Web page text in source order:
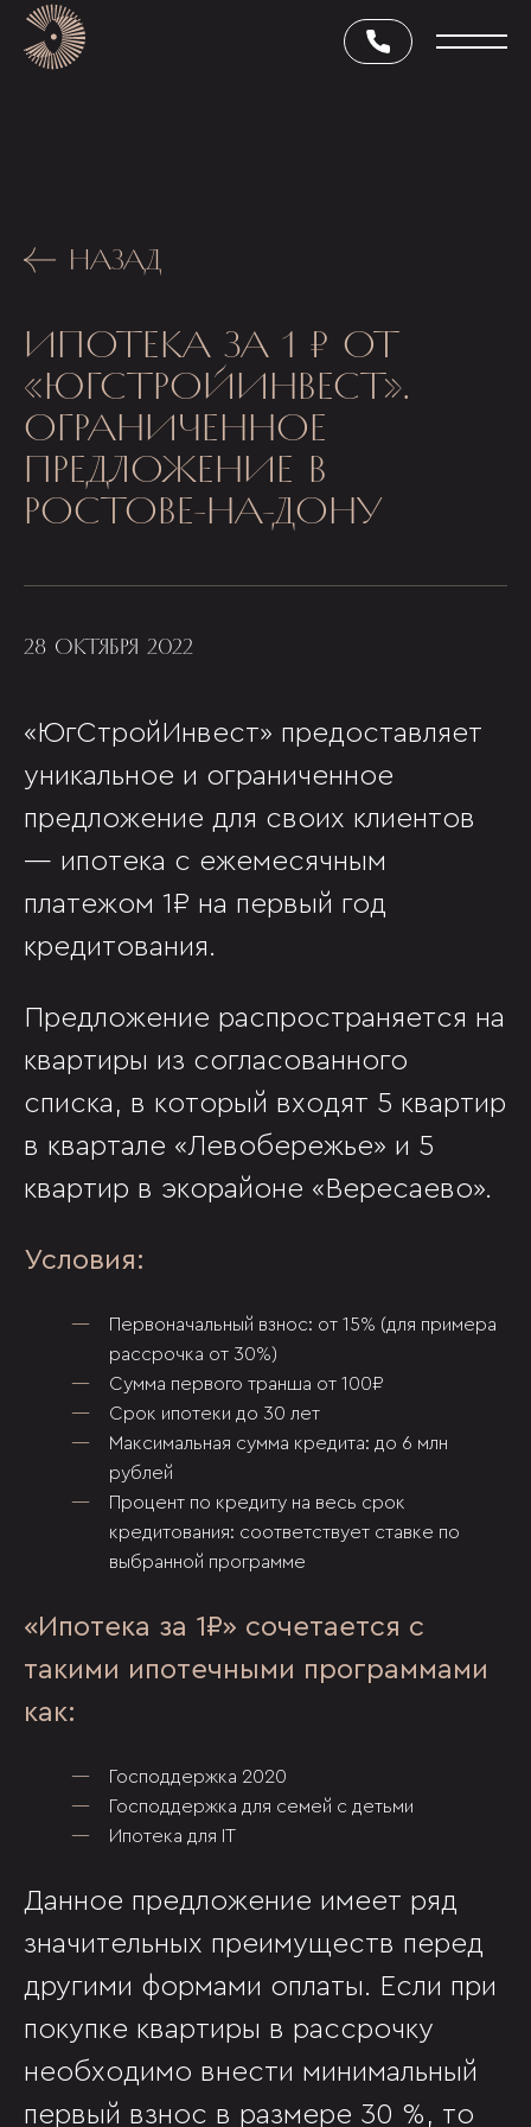
НАЗАД
ИПОТЕКА ЗА 1 ₽ ОТ
«ЮГСТРОЙИНВЕСТ».
ОГРАНИЧЕННОЕ
ПРЕДЛОЖЕНИЕ В
РОСТОВЕ-НА-ДОНУ
28 ОКТЯБРЯ 2022
«ЮгСтройИнвест» предоставляет
уникальное и ограниченное
предложение для своих клиентов
— ипотека с ежемесячным
платежом 1₽ на первый год
кредитования.
Предложение распространяется на
квартиры из согласованного
списка, в который входят 5 квартир
в квартале «Левобережье» и 5
квартир в экорайоне «Вересаево».
Условия:
Первоначальный взнос: от 15% (для примера
рассрочка от 30%)
Сумма первого транша от 100₽
Срок ипотеки до 30 лет
Максимальная сумма кредита: до 6 млн
рублей
Процент по кредиту на весь срок
кредитования: соответствует ставке по
выбранной программе
«Ипотека за 1₽» сочетается с
такими ипотечными программами
как:
Господдержка 2020
Господдержка для семей с детьми
Ипотека для IT
Данное предложение имеет ряд
значительных преимуществ перед
другими формами оплаты. Если при
покупке квартиры в рассрочку
необходимо внести минимальный
первый взнос в размере 30 %, то